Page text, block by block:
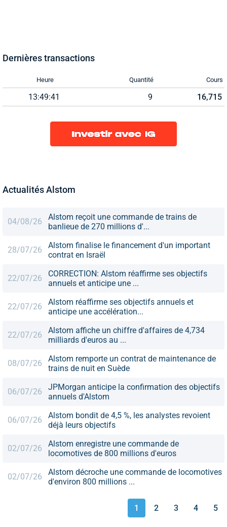
Dernières transactions
Heure Quantité Cours
13:49:41 9 16,715
Actualités Alstom
04/08/26
Alstom reçoit une commande de trains de
banlieue de 270 millions d'...
28/07/26
Alstom finalise le financement d'un important
contrat en Israël
22/07/26
CORRECTION: Alstom réaffirme ses objectifs
annuels et anticipe une ...
22/07/26
Alstom réaffirme ses objectifs annuels et
anticipe une accélération...
22/07/26
Alstom affiche un chiffre d'affaires de 4,734
milliards d'euros au ...
08/07/26
Alstom remporte un contrat de maintenance de
trains de nuit en Suède
06/07/26
JPMorgan anticipe la confirmation des objectifs
annuels d'Alstom
06/07/26
Alstom bondit de 4,5 %, les analystes revoient
déjà leurs objectifs
02/07/26
Alstom enregistre une commande de
locomotives de 800 millions d'euros
02/07/26
Alstom décroche une commande de locomotives
d'environ 800 millions ...
1 2 3 4 5